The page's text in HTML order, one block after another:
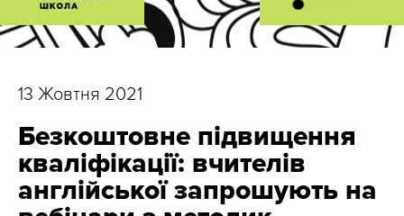
13 Жовтня 2021
Безкоштовне підвищення
кваліфікації: вчителів
англійської запрошують на